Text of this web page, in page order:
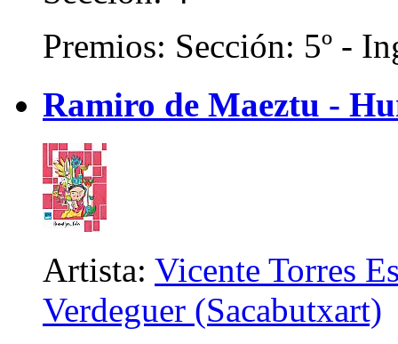
Premios: Sección: 5º -
Ramiro de Maeztu -
Artista: Vicente Torres
Verdeguer (Sacabutxart)